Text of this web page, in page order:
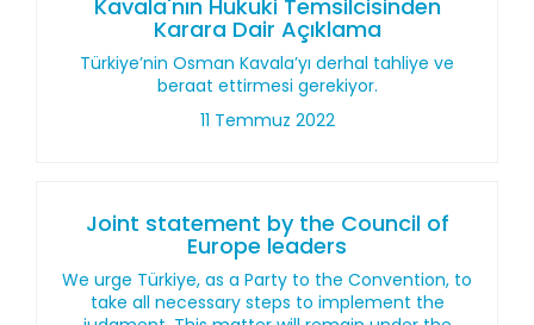
Kavala'nın Hukuki Temsilcisinden
Karara Dair Açıklama
Türkiye’nin Osman Kavala’yı derhal tahliye ve
beraat ettirmesi gerekiyor.
11 Temmuz 2022
Joint statement by the Council of
Europe leaders
We urge Türkiye, as a Party to the Convention, to
take all necessary steps to implement the